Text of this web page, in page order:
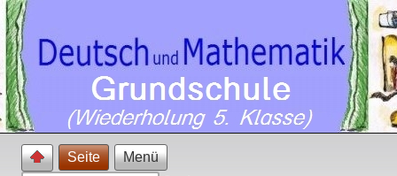
Seite Menü